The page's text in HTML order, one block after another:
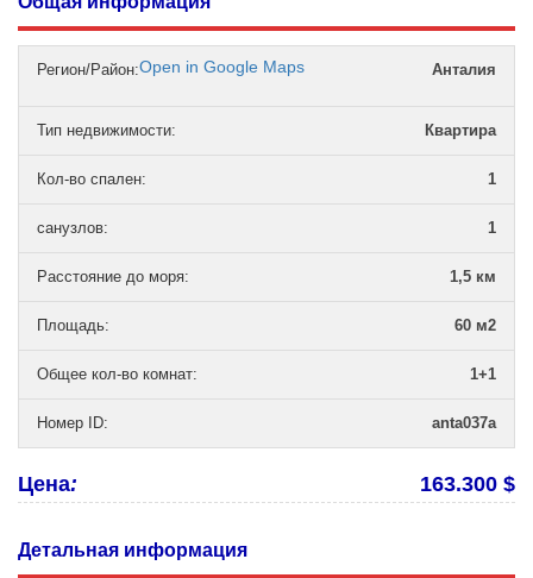
Регион/Район: Анталия
Open in Google Maps
Тип недвижимости: Квартира
Кол-во спален: 1
санузлов: 1
Расстояние до моря: 1,5 км
Площадь: 60 м2
Общее кол-во комнат: 1+1
Номер ID: anta037a
Цена: 163.300 $
Детальная информация